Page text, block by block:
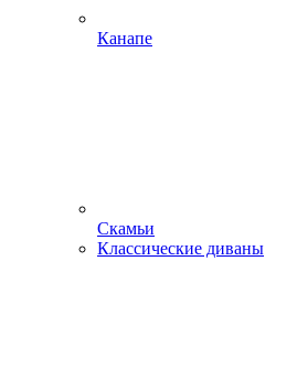
Канапе
Скамьи
Классические диваны